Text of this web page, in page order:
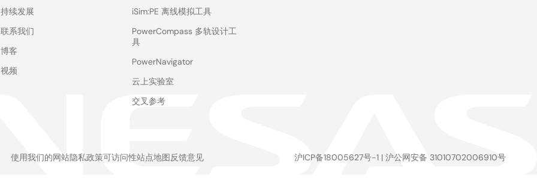
持续发展
联系我们
博客
视频
iSim:PE 离线模拟工具
PowerCompass 多轨设计工
具
PowerNavigator
云上实验室
交叉参考
使用我们的网站隐私政策可访问性站点地图反馈意见 沪ICP备18005627号-1 | 沪公网安备 31010702006910号